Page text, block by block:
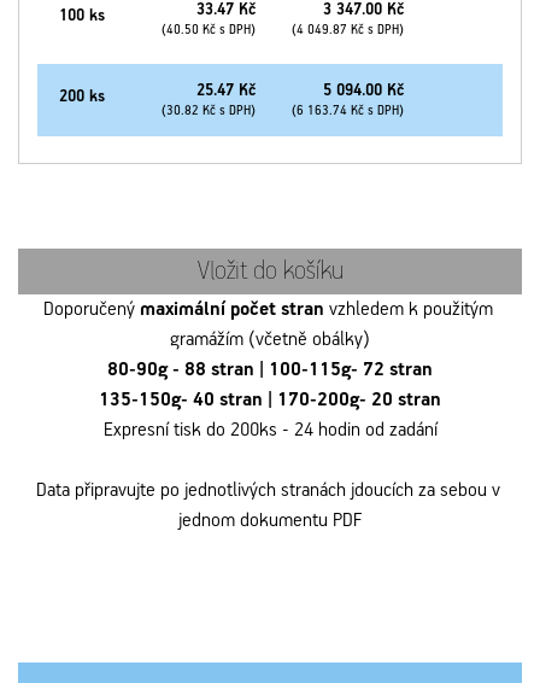
100 ks 33.47 Kč
(40.50 Kč s DPH)
3 347.00 Kč
(4 049.87 Kč s DPH)
200 ks 25.47 Kč
(30.82 Kč s DPH)
5 094.00 Kč
(6 163.74 Kč s DPH)
Vložit do košíku
Doporučený maximální počet stran vzhledem k použitým
gramážím (včetně obálky)
80-90g - 88 stran
100-115g- 72 stran
135-150g- 40 stran 170-200g- 20 stran
Expresní tisk do 200ks - 24 hodin od zadání
Data připravujte po jednotlivých stranách jdoucích za sebou v
jednom dokumentu PDF